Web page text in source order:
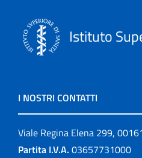
Istituto
I NOSTRI CONTATTI
Viale Regina Elena 299,
Partita I.V.A. 03657731000